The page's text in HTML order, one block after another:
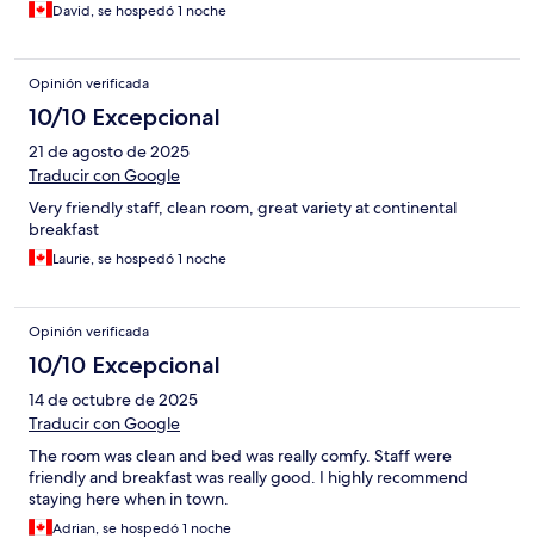
David, se hospedó 1 noche
Opinión verificada
10/10 Excepcional
21 de agosto de 2025
Traducir con Google
Very friendly staff, clean room, great variety at continental
breakfast
Laurie, se hospedó 1 noche
Opinión verificada
10/10 Excepcional
14 de octubre de 2025
Traducir con Google
The room was clean and bed was really comfy. Staff were
friendly and breakfast was really good. I highly recommend
staying here when in town.
Adrian, se hospedó 1 noche